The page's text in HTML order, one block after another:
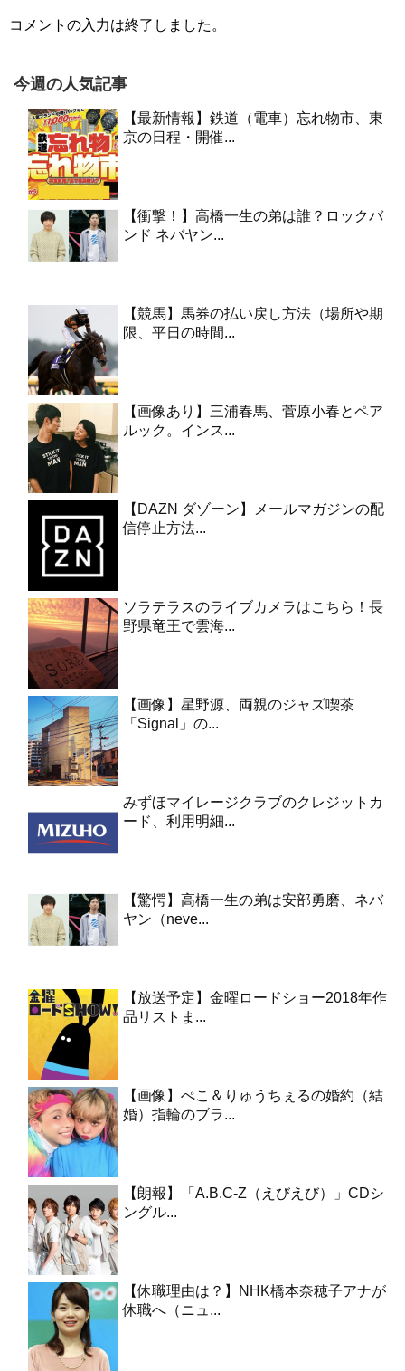
コメントの入力は終了しました。
今週の人気記事
【最新情報】鉄道（電車）忘れ物市、東
京の日程・開催...
【衝撃！】高橋一生の弟は誰？ロックバ
ンド ネバヤン...
【競馬】馬券の払い戻し方法（場所や期
限、平日の時間...
【画像あり】三浦春馬、菅原小春とペア
ルック。インス...
【DAZN ダゾーン】メールマガジンの配
信停止方法...
ソラテラスのライブカメラはこちら！長
野県竜王で雲海...
【画像】星野源、両親のジャズ喫茶
「Signal」の...
みずほマイレージクラブのクレジットカ
ード、利用明細...
【驚愕】高橋一生の弟は安部勇磨、ネバ
ヤン（neve...
【放送予定】金曜ロードショー2018年作
品リストま...
【画像】ぺこ＆りゅうちぇるの婚約（結
婚）指輪のブラ...
【朗報】「A.B.C-Z（えびえび）」CDシ
ングル...
【休職理由は？】NHK橋本奈穂子アナが
休職へ（ニュ...